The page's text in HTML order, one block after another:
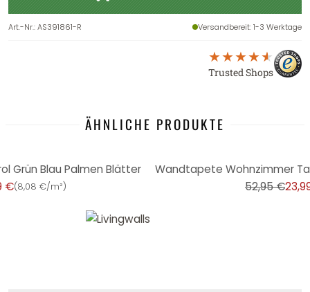
Art.-Nr.:AS391861-R Versandbereit: 1-3 Werktage
Trusted Shops
ÄHNLICHE PRODUKTE
Grün Blau Palmen Blätter
€(8,08 €/m²) 52,95 €